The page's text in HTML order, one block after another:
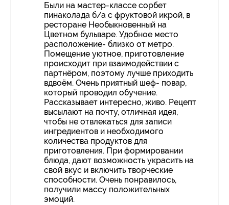
Были на мастер-классе сорбет
пинаколада б/а с фруктовой икрой, в
ресторане Необыкновенный на
Цветном бульваре. Удобное место
расположение- близко от метро.
Помещение уютное, приготовление
происходит при взаимодействии с
партнёром, поэтому лучше приходить
вдвоём. Очень приятный шеф- повар,
который проводил обучение.
Рассказывает интересно, живо. Рецепт
высылают на почту, отличная идея,
чтобы не отвлекаться для записи
ингредиентов и необходимого
количества продуктов для
приготовления. При формировании
блюда, дают возможность украсить на
свой вкус и включить творческие
способности. Очень понравилось,
получили массу положительных
эмоций.